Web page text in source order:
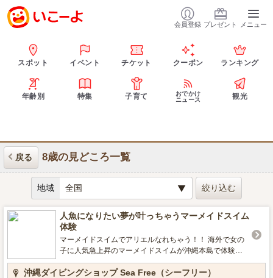
会員登録 プレゼント メニュー
スポット イベント チケット クーポン ランキング
年齢別 特集 子育て
おでかけ
ニュース
観光
戻る 8歳の見どころ一覧
地域
人魚になりたい夢が叶っちゃうマーメイドスイム
体験
マーメイドスイムでアリエルなれちゃう！！ 海外で女の
子に人気急上昇のマーメイドスイムが沖縄本島で体験で
来ちゃう 恩納村の綺麗なプライベートビーチで撮影いた
します。 一生に一度は人魚になってみたいなと思ったあ
沖縄ダイビングショップ Sea Free（シーフリー）